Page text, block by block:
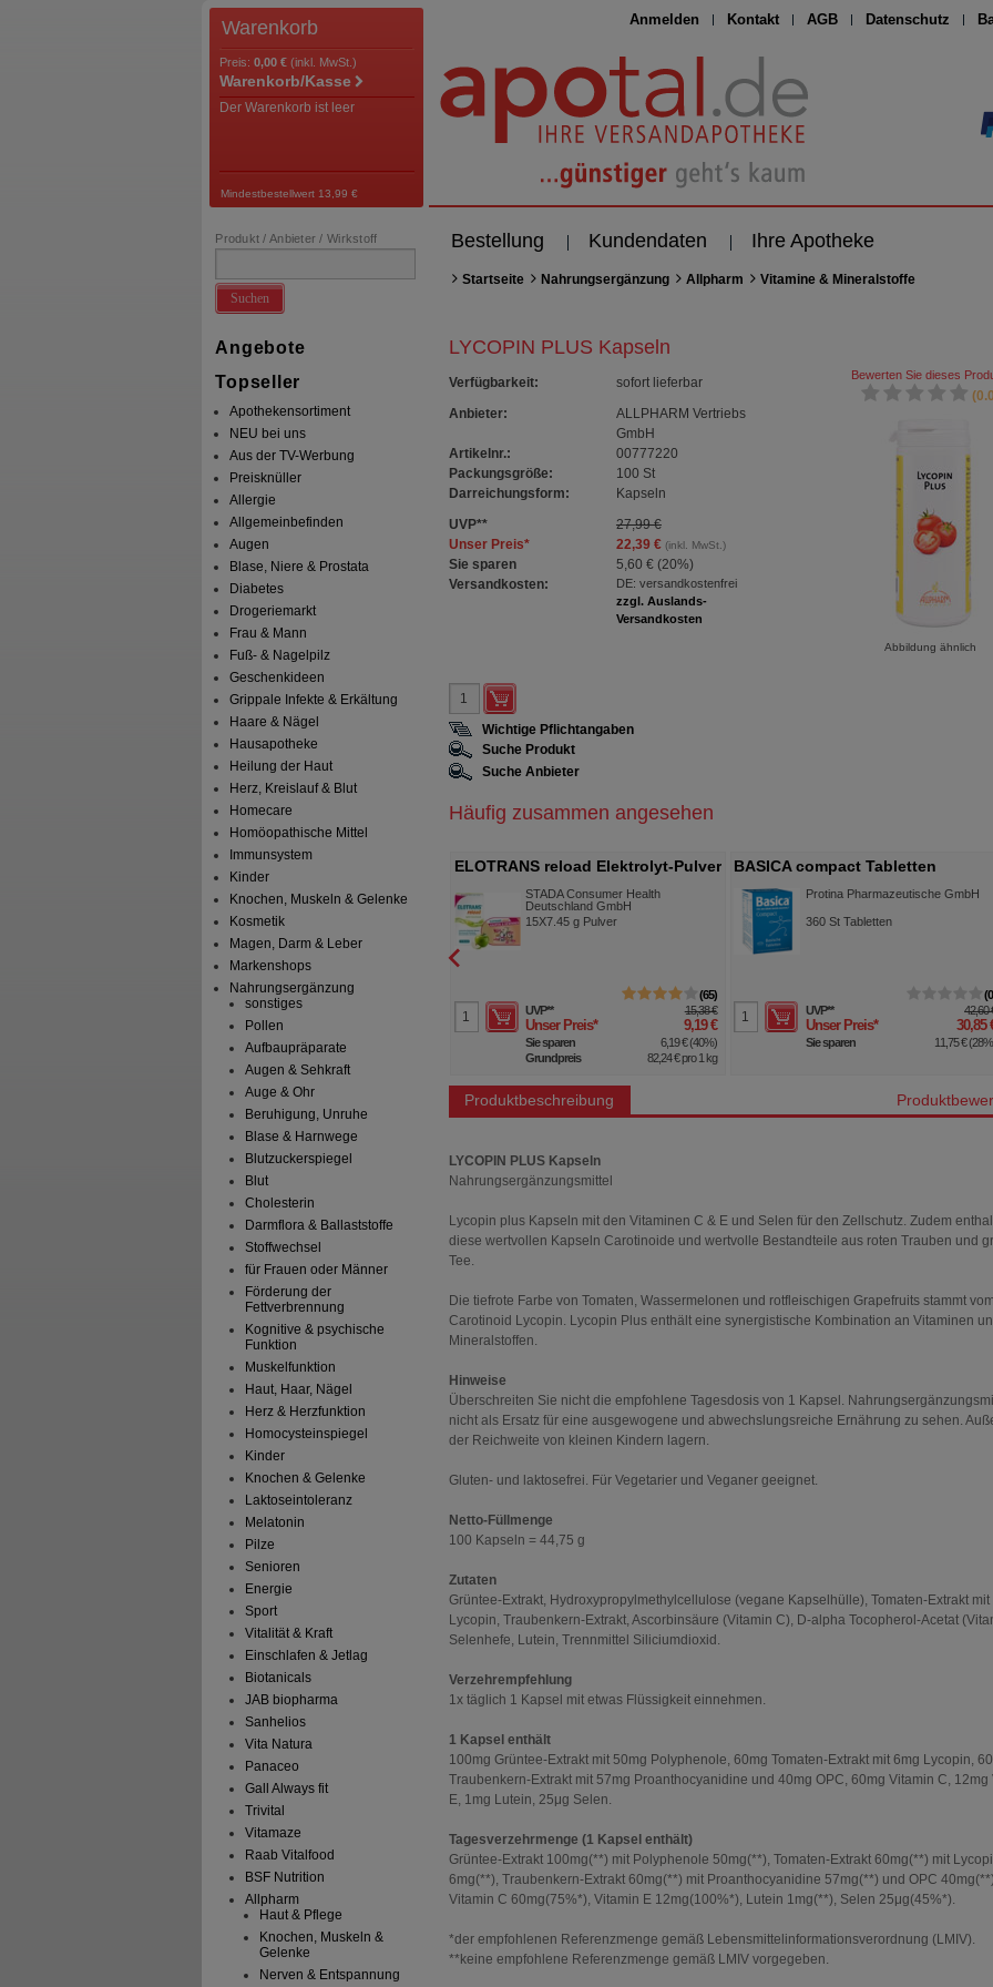
Anmelden Kontakt AGB Datenschutz
Warenkorb
Preis: 0,00 € (inkl. MwSt.)
Warenkorb/Kasse
Der Warenkorb ist leer
Mindestbestellwert 13,99 €
Bestellung Kundendaten Ihre Apotheke
Produkt / Anbieter / Wirkstoff
Suchen
Angebote
Topseller
Apothekensortiment
NEU bei uns
Aus der TV-Werbung
Preisknüller
Allergie
Allgemeinbefinden
Augen
Blase, Niere & Prostata
Diabetes
Drogeriemarkt
Frau & Mann
Fuß- & Nagelpilz
Geschenkideen
Grippale Infekte & Erkältung
Haare & Nägel
Hausapotheke
Heilung der Haut
Herz, Kreislauf & Blut
Homecare
Homöopathische Mittel
Immunsystem
Kinder
Knochen, Muskeln & Gelenke
Kosmetik
Magen, Darm & Leber
Markenshops
Nahrungsergänzung
sonstiges
Pollen
Aufbaupräparate
Augen & Sehkraft
Auge & Ohr
Beruhigung, Unruhe
Blase & Harnwege
Blutzuckerspiegel
Blut
Cholesterin
Darmflora & Ballaststoffe
Stoffwechsel
für Frauen oder Männer
Förderung der
Fettverbrennung
Kognitive & psychische
Funktion
Muskelfunktion
Haut, Haar, Nägel
Herz & Herzfunktion
Homocysteinspiegel
Kinder
Knochen & Gelenke
Laktoseintoleranz
Melatonin
Pilze
Senioren
Energie
Sport
Vitalität & Kraft
Einschlafen & Jetlag
Biotanicals
JAB biopharma
Sanhelios
Vita Natura
Panaceo
Gall Always fit
Trivital
Vitamaze
Raab Vitalfood
BSF Nutrition
Allpharm
Haut & Pflege
Knochen, Muskeln &
Gelenke
Nerven & Entspannung
Startseite Nahrungsergänzung Allpharm Vitamine & Mineralstoffe
LYCOPIN PLUS Kapseln
Verfügbarkeit:
sofort lieferbar
Anbieter:
ALLPHARM Vertriebs
GmbH
Artikelnr.:
00777220
Packungsgröße:
100 St
Darreichungsform:
Kapseln
UVP**
27,99 €
Unser Preis* 22,39 €(inkl. MwSt.)
Sie sparen 5,60 € (20%)
Versandkosten:
DE: versandkostenfrei
zzgl. Auslands-
Versandkosten
Bewerten Sie dieses
Abbildung ähnlich
Wichtige Pflichtangaben
Suche Produkt
Suche Anbieter
Häufig zusammen angesehen
CENTRUM für Sie 50+ Capletten
Haleon Germany GmbH
60St
UVP**
Unser Preis
Sie sparen
ELOTRANS reload Elektrolyt-Pulver
Apfel Btl.
STADA Consumer Health
Deutschland GmbH
15X7.45g Pulver
65
UVP** 15,38 €
Unser Preis* 9,19 €
Sie sparen 6,19 €(40%)
Grundpreis
82,24 €pro 1 kg
BASICA compact Tabletten
Protina Pharmazeutische GmbH
360 St Tabletten
0
UVP** 42,60
Unser Preis* 30,85
Sie sparen 11,75 €(28%
Produktbeschreibung
LYCOPIN PLUS Kapseln
Nahrungsergänzungsmittel
Lycopin plus Kapseln mit den Vitaminen C & E und Selen für den Zellschutz. Zudem
diese wertvollen Kapseln Carotinoide und wertvolle Bestandteile aus roten Trauben und
Tee.
Die tiefrote Farbe von Tomaten, Wassermelonen und rotfleischigen Grapefruits stammt vom
Carotinoid Lycopin. Lycopin Plus enthält eine synergistische Kombination an Vitaminen
Mineralstoffen.
Hinweise
Überschreiten Sie nicht die empfohlene Tagesdosis von 1 Kapsel.
nicht als Ersatz für eine ausgewogene und abwechslungsreiche Ernährung zu sehen.
der Reichweite von kleinen Kindern lagern.
Gluten- und laktosefrei. Für Vegetarier und Veganer geeignet.
Netto-Füllmenge
100 Kapseln = 44,75 g
Zutaten
Grüntee-Extrakt, Hydroxypropylmethylcellulose (vegane Kapselhülle), Tomaten-Extrakt mit
Lycopin, Traubenkern-Extrakt, Ascorbinsäure (Vitamin C), D-alpha Tocopherol-Acetat
Selenhefe, Lutein, Trennmittel Siliciumdioxid.
Verzehrempfehlung
1x täglich 1 Kapsel mit etwas Flüssigkeit einnehmen.
1 Kapsel enthält
100mg Grüntee-Extrakt mit 50mg Polyphenole, 60mg Tomaten-Extrakt mit 6mg Lycopin,
Traubenkern-Extrakt mit 57mg Proanthocyanidine und 40mg OPC, 60mg Vitamin C, 12mg
E, 1mg Lutein, 25μg Selen.
Tagesverzehrmenge (1 Kapsel enthält)
Grüntee-Extrakt 100mg(**) mit Polyphenole 50mg(**), Tomaten-Extrakt 60mg(**) mit
6mg(**), Traubenkern-Extrakt 60mg(**) mit Proanthocyanidine 57mg(**) und OPC
Vitamin C 60mg(75%*), Vitamin E 12mg(100%*), Lutein 1mg(**), Selen 25μg(45%*).
*der empfohlenen Referenzmenge gemäß Lebensmittelinformationsverordnung (LMIV).
**keine empfohlene Referenzmenge gemäß LMIV vorgegeben.